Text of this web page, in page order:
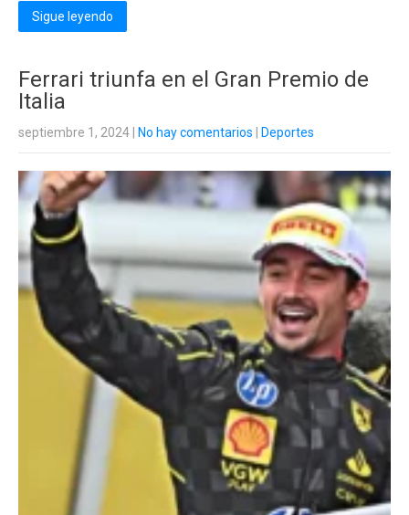
Sigue leyendo
Ferrari triunfa en el Gran Premio de
Italia
septiembre 1, 2024 No hay comentarios Deportes